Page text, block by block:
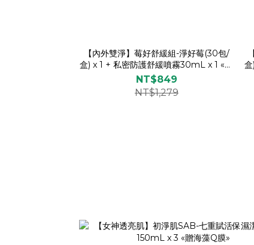
【內外雙淨】莓好舒緩組-淨好莓(30包/
盒) x 1 + 私密防護舒緩噴霧30mL x 1 «贈
海藻Q膜/慕斯»
NT$849
NT$1,279
盒